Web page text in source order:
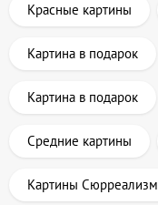
Красные картины
Картина в подарок
Картина в подарок
Средние картины
Картины Сюрреализм